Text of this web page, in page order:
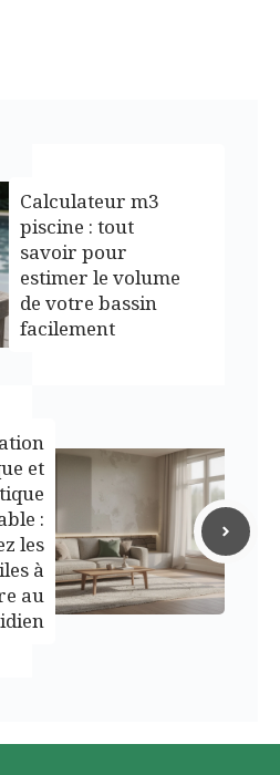
Calculateur m3
piscine : tout
savoir pour
estimer le volume
de votre bassin
facilement
et
:
les
à
au